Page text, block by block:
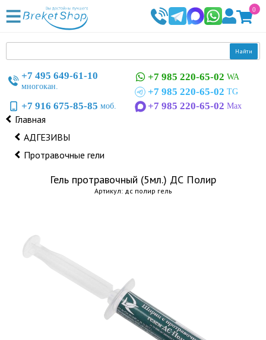
0
Найти
+7 495 649-61-10
многокан.
+7 916 675-85-85 моб.
+7 985 220-65-02 WA
+7 985 220-65-02 TG
+7 985 220-65-02 Max
Главная
АДГЕЗИВЫ
Протравочные гели
Гель протравочный (5мл.) ДС Полир
Артикул: дс полир гель